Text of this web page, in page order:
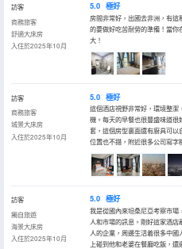
訪客
商務旅客
舒適大床房
入住於2025年10月
5.0 極好
房間非常好，出國去非洲，有
的要做好吃苦耐勞的準備！當
大！
訪客
商務旅客
城景大床房
入住於2025年10月
5.0 極好
這個酒店視野非常好，環境整
機。每天的早餐也很豐盛味道
套，這個房型裏面還有廚具可
位置也不錯，附近很多公司寫
訪客
獨自旅遊
海景大床房
入住於2025年10月
5.0 極好
我是從國內來坦桑尼亞考察市
人和市場的訊息。剛好這家酒
人的企業，周邊生活着很多中
上碰到他和老婆在餐廳吃飯，